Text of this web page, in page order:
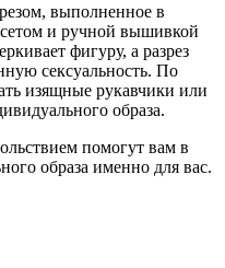
выполненное в
и ручной вышивкой
фигуру, а разрез
сексуальность. По
изящные рукавчики или
образа.
помогут вам в
образа именно для вас.